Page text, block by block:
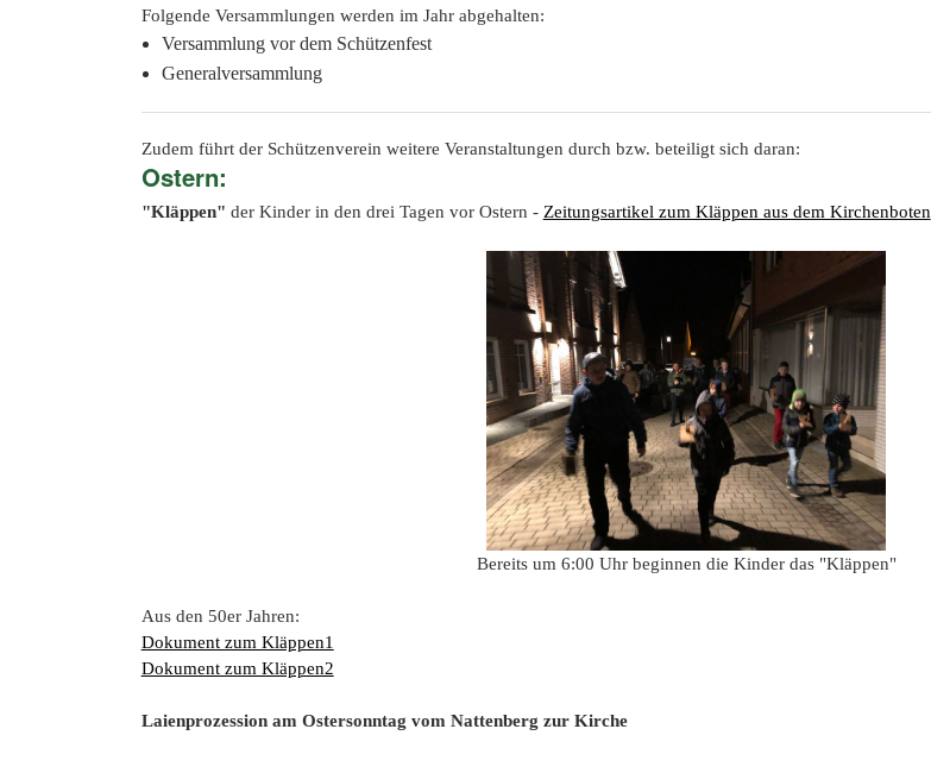
Folgende Versammlungen werden im Jahr abgehalten:
Versammlung vor dem Schützenfest
Generalversammlung
Zudem führt der Schützenverein weitere Veranstaltungen durch bzw. beteiligt sich daran:
Ostern:
"Kläppen" der Kinder in den drei Tagen vor Ostern - Zeitungsartikel zum Kläppen aus dem Kirchenboten
Bereits um 6:00 Uhr beginnen die Kinder das "Kläppen"
Aus den 50er Jahren:
Dokument zum Kläppen1
Dokument zum Kläppen2
Laienprozession am Ostersonntag vom Nattenberg zur Kirche